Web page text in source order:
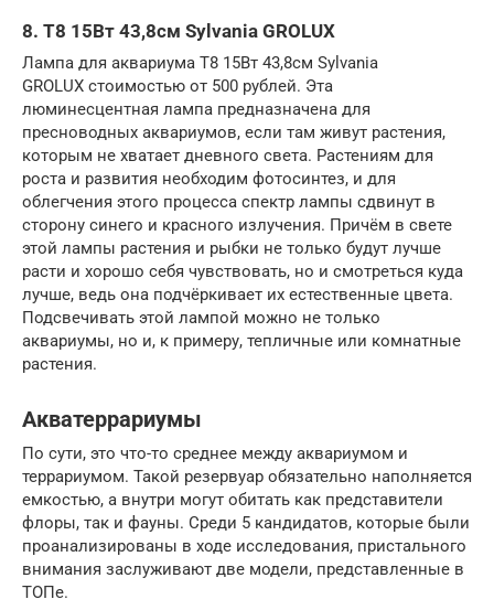
8. Т8 15Вт 43,8см Sylvania GROLUX
Лампа для аквариума Т8 15Вт 43,8см Sylvania
GROLUX стоимостью от 500 рублей. Эта
люминесцентная лампа предназначена для
пресноводных аквариумов, если там живут растения,
которым не хватает дневного света. Растениям для
роста и развития необходим фотосинтез, и для
облегчения этого процесса спектр лампы сдвинут в
сторону синего и красного излучения. Причём в свете
этой лампы растения и рыбки не только будут лучше
расти и хорошо себя чувствовать, но и смотреться куда
лучше, ведь она подчёркивает их естественные цвета.
Подсвечивать этой лампой можно не только
аквариумы, но и, к примеру, тепличные или комнатные
растения.
Акватеррариумы
По сути, это что-то среднее между аквариумом и
террариумом. Такой резервуар обязательно наполняется
емкостью, а внутри могут обитать как представители
флоры, так и фауны. Среди 5 кандидатов, которые были
проанализированы в ходе исследования, пристального
внимания заслуживают две модели, представленные в
ТОПе.